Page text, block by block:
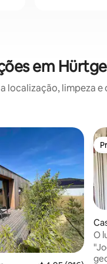
em
localização, limpeza
avaliações
O